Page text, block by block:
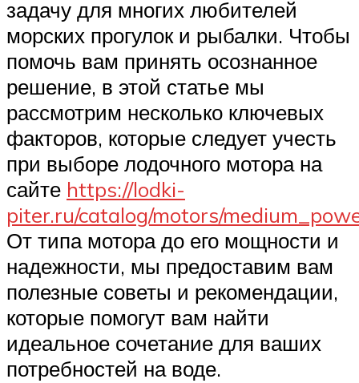
задачу для многих любителей
морских прогулок и рыбалки. Чтобы
помочь вам принять осознанное
решение, в этой статье мы
рассмотрим несколько ключевых
факторов, которые следует учесть
при выборе лодочного мотора на
сайте https://lodki-
piter.ru/catalog/motors/
От типа мотора до его мощности и
надежности, мы предоставим вам
полезные советы и рекомендации,
которые помогут вам найти
идеальное сочетание для ваших
потребностей на воде.